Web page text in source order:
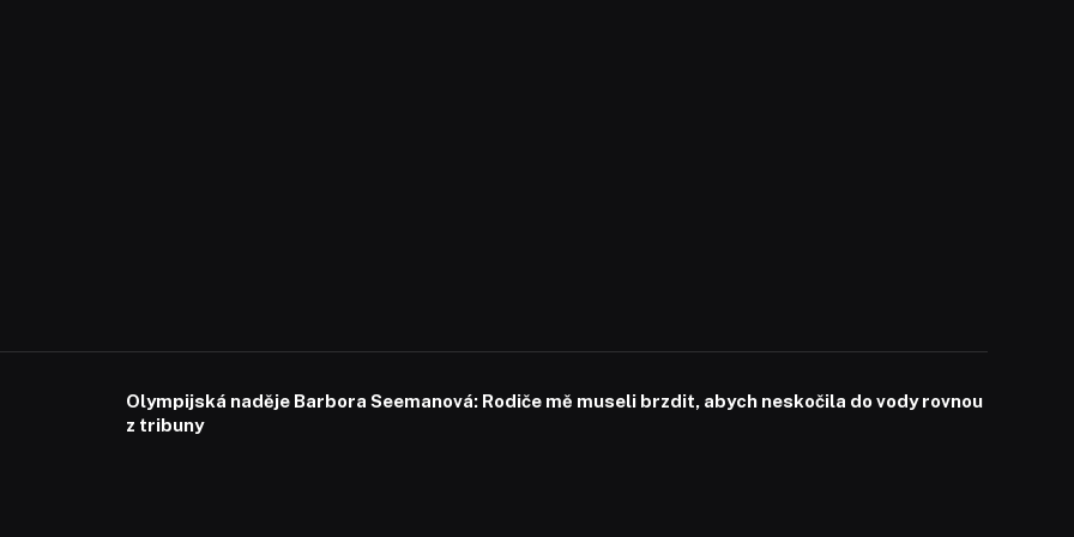
Olympijská naděje Barbora Seemanová: Rodiče mě museli brzdit, abych neskočila do vody rovnou
z tribuny